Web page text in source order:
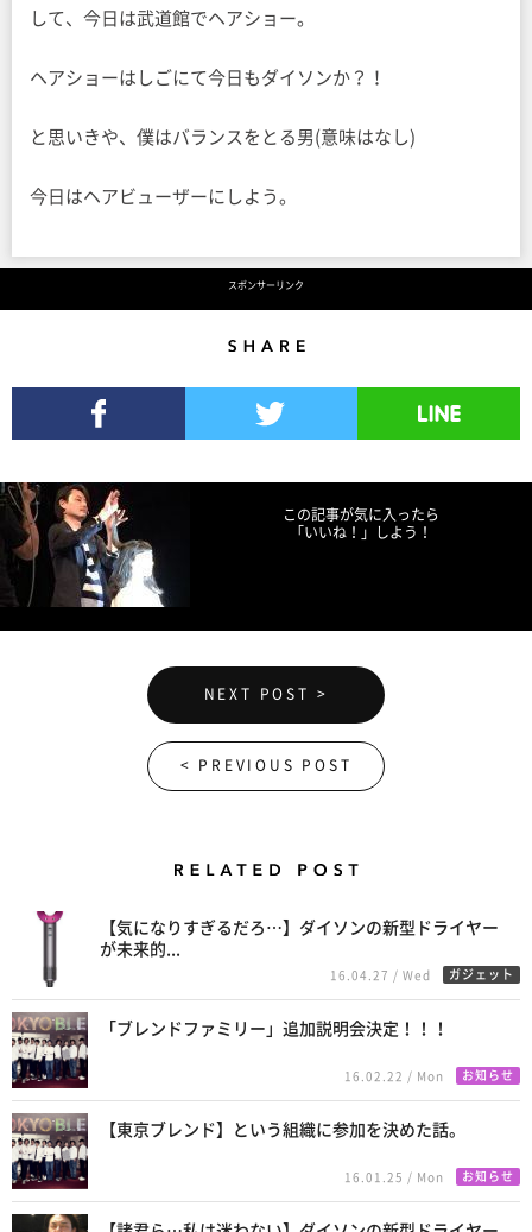
して、今日は武道館でヘアショー。
ヘアショーはしごにて今日もダイソンか？！
と思いきや、僕はバランスをとる男(意味はなし)
今日はヘアビューザーにしよう。
スポンサーリンク
この記事が気に入ったら
「いいね！」しよう！
NEXT POST >
< PREVIOUS POST
【気になりすぎるだろ…】ダイソンの新型ドライヤー
が未来的...
16.04.27 / Wed ガジェット
「ブレンドファミリー」追加説明会決定！！！
16.02.22 / Mon お知らせ
【東京ブレンド】という組織に参加を決めた話。
16.01.25 / Mon お知らせ